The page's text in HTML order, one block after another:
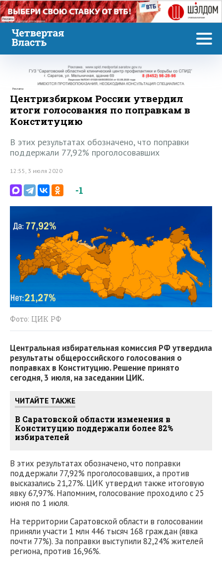
Реклама
Реклама
Центризбирком России утвердил
итоги голосования по поправкам в
Конституцию
В этих результатах обозначено, что поправки
поддержали 77,92% проголосовавших
12:55, 3 июля 2020
-1
Фото: ЦИК РФ
Центральная избирательная комиссия РФ утвердила
результаты общероссийского голосования о
поправках в Конституцию. Решение принято
сегодня, 3 июля, на заседании ЦИК.
ЧИТАЙТЕ ТАКЖЕ
В Саратовской области изменения в
Конституцию поддержали более 82%
избирателей
В этих результатах обозначено, что поправки
поддержали 77,92% проголосовавших, а против
высказались 21,27%. ЦИК утвердил также итоговую
явку 67,97%. Напомним, голосование проходило с 25
июня по 1 июля.
На территории Саратовской области в голосовании
приняли участи 1 млн 446 тысяч 168 граждан (явка
почти 77%). За поправки выступили 82,24% жителей
региона, против 16,96%.